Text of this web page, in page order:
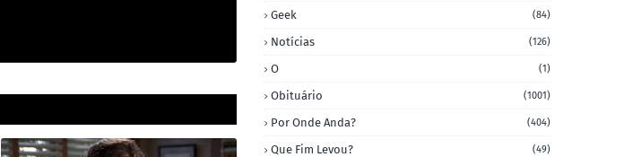
Geek (84)
Notícias (126)
O (1)
Obituário (1001)
Por Onde Anda? (404)
Que Fim Levou? (49)